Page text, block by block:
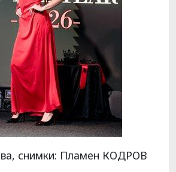
снимки: Пламен КОДРОВ